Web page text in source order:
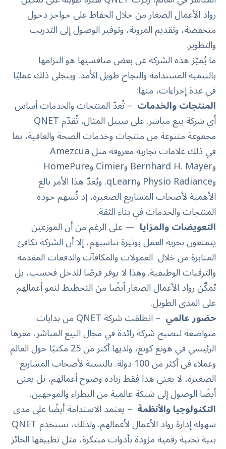
رواد الأعمال الصغار من خلال الحفاظ على حواجز دخول
منخفضة، وتقديم المرونة، وتوفير الوصول إلى التدريب
والتطوير.
ما يُميّز هذه الشركة عن بعض منافسيها هو التزامها
بالتنمية المستدامة والنجاح طويل الأمد. ويتجلى ذلك عمليًا
في عدة إجراءات، منها:
المنتجات والخدمات – تُعدّ المنتجات والخدمات أساس
أي شركة بيع مباشر. على سبيل المثال، تُقدّم QNET
مجموعة متنوعة من منتجات وخدمات الصحة والعافية، بما
في ذلك علامات تجارية معروفة مثل Amezcua
وBernhard H. Mayer وCimier وHomePure
وPhysio Radiance وqLearn. ويُعدّ هذا الأمر بالغ
الأهمية لأصحاب المشاريع الصغيرة، إذ تُسهم جودة
المنتجات والخدمات في بناء الثقة.
التعويضات والمزايا — على الرغم من أن الموزعين
يتمتعون بحرية العمل بوتيرة تناسبهم، إلا أن الشركة تكافئ
المثابرة من خلال العمولاتوالمكافآت والدفعات المقدمة
والترقيات الوظيفية. وهذا لا يوفر فرصًا للدخل فحسب، بل
يُمكّن رواد الأعمال الصغار أيضًا من التخطيط لنمو أعمالهم
على المدى الطويل.
حضور عالمي – انطلقت شركة QNET من بدايات
متواضعة لتصبح شركة رائدة في مجال البيع المباشر، مقرها
الرئيسي في هونغ كونغ، ولديها أكثر من 25 مكتبًا حول العالم
وعملاء في أكثر من 100 دولة. بالنسبة لأصحاب المشاريع
الصغيرة، لا يعني هذا فقط زيادة وضوح أعمالهم، بل يعني
أيضًا الوصول إلى شبكة عالمية من النظراء والموجهين.
التكنولوجيا والأنظمة – يعتمد الاستدامة أيضًا على مدى
سهولة إدارة رواد الأعمال لأعمالهم. ولذلك، تستخدم QNET
بنية تحتية رقمية مزودة بأدوات مبتكرة، مثل تطبيقها الحائز